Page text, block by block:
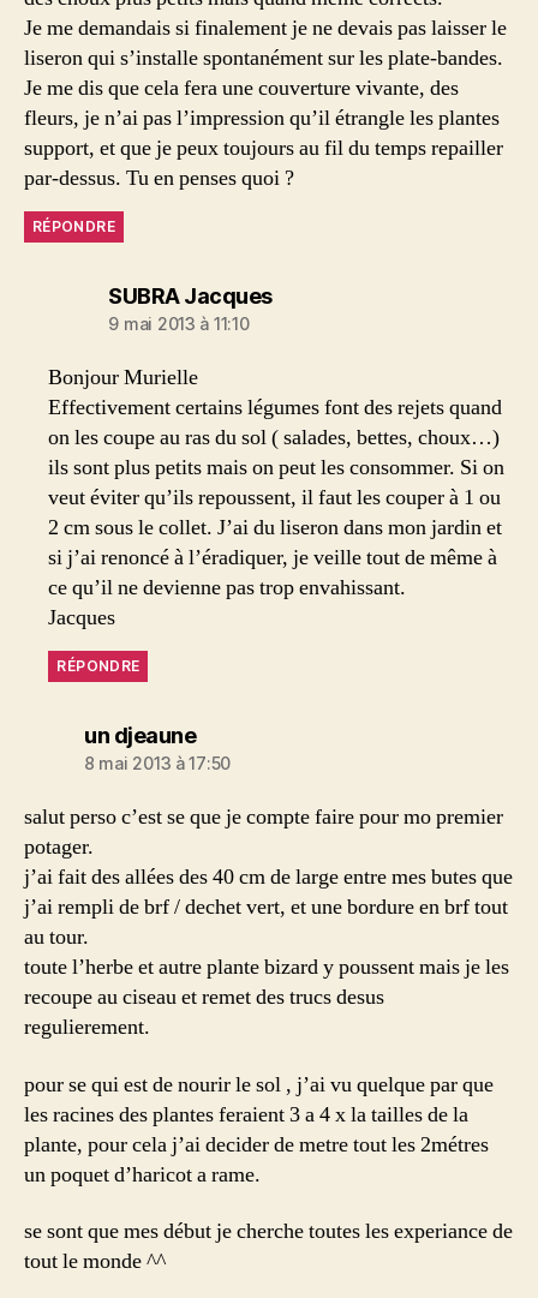
Je me demandais si finalement je ne devais pas laisser le
liseron qui s’installe spontanément sur les plate-bandes.
Je me dis que cela fera une couverture vivante, des
fleurs, je n’ai pas l’impression qu’il étrangle les plantes
support, et que je peux toujours au fil du temps repailler
par-dessus. Tu en penses quoi ?
RÉPONDRE
SUBRA Jacquesdit :
9 mai 2013 à 11:10
Bonjour Murielle
Effectivement certains légumes font des rejets quand
on les coupe au ras du sol ( salades, bettes, choux…)
ils sont plus petits mais on peut les consommer. Si on
veut éviter qu’ils repoussent, il faut les couper à 1 ou
2 cm sous le collet. J’ai du liseron dans mon jardin et
si j’ai renoncé à l’éradiquer, je veille tout de même à
ce qu’il ne devienne pas trop envahissant.
Jacques
RÉPONDRE
un djeaunedit :
8 mai 2013 à 17:50
salut perso c’est se que je compte faire pour mo premier
potager.
j’ai fait des allées des 40 cm de large entre mes butes que
j’ai rempli de brf / dechet vert, et une bordure en brf tout
au tour.
toute l’herbe et autre plante bizard y poussent mais je les
recoupe au ciseau et remet des trucs desus
regulierement.
pour se qui est de nourir le sol , j’ai vu quelque par que
les racines des plantes feraient 3 a 4 x la tailles de la
plante, pour cela j’ai decider de metre tout les 2métres
un poquet d’haricot a rame.
se sont que mes début je cherche toutes les experiance de
tout le monde ^^